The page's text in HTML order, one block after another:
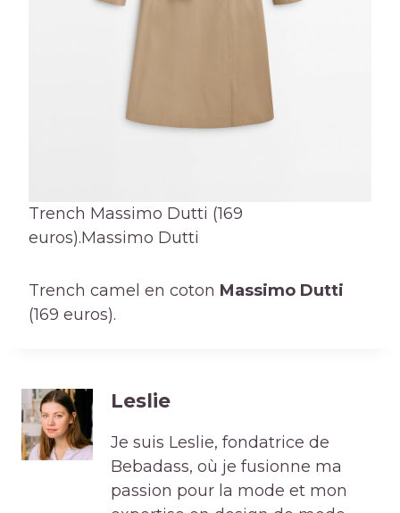
Trench Massimo Dutti (169
euros).Massimo Dutti
Trench camel en coton Massimo Dutti
(169 euros).
Leslie
Je suis Leslie, fondatrice de
Bebadass, où je fusionne ma
passion pour la mode et mon